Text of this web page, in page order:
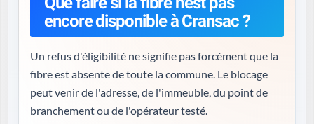
encore disponible à Cransac ?
Un refus d'éligibilité ne signifie pas forcément que la
fibre est absente de toute la commune. Le blocage
peut venir de l'adresse, de l'immeuble, du point de
branchement ou de l'opérateur testé.